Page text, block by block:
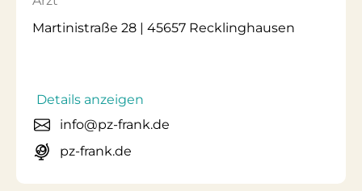
Martinistraße 28 | 45657 Recklinghausen
Details anzeigen
info@pz-frank.de
pz-frank.de